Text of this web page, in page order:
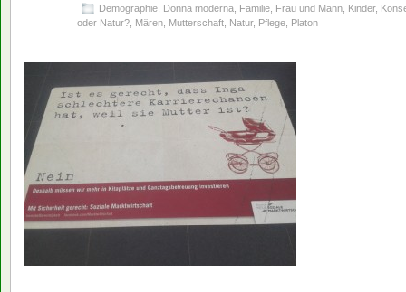
Demographie, Donna moderna, Familie, Frau und Mann, Kinder,
oder Natur?, Mären, Mutterschaft, Natur, Pflege, Platon